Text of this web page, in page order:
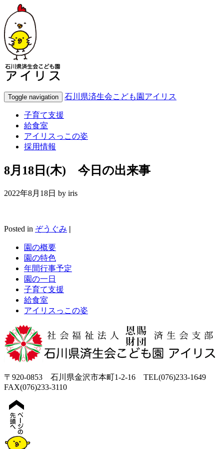
Toggle navigation 石川県済生会こども園アイリス
子育て支援
給食室
アイリスっこの姿
採用情報
8月18日(木) 今日の出来事
2022年8月18日 by iris
Posted in ぞうぐみ |
園の概要
園の特色
年間行事予定
園の一日
子育て支援
給食室
アイリスっこの姿
〒920-0853 石川県金沢市本町1-2-16 TEL(076)233-1649
FAX(076)233-3110